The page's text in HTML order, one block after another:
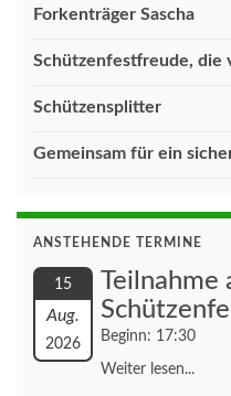
Forkenträger Sascha
Schützenfestfreude, die
Schützensplitter
Gemeinsam für ein
ANSTEHENDE TERMINE
15
Aug.
2026
Teilnahme
Beginn: 17:30
Weiter lesen...